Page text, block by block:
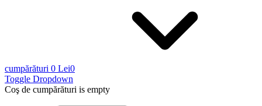
cumpărături 0 Lei0
Toggle Dropdown
Coş de cumpărături is empty